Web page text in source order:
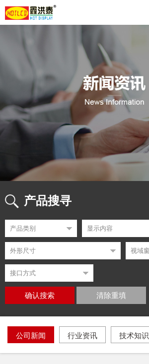
产品搜寻
确认搜索 清除重填
公司新闻 行业资讯 技术知识